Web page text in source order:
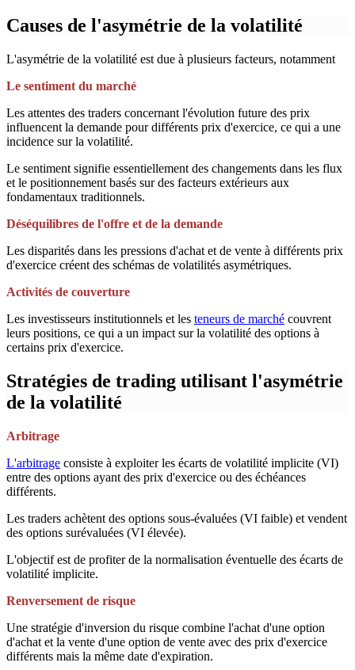
Causes de l'asymétrie de la volatilité
L'asymétrie de la volatilité est due à plusieurs facteurs, notamment
Le sentiment du marché
Les attentes des traders concernant l'évolution future des prix
influencent la demande pour différents prix d'exercice, ce qui a une
incidence sur la volatilité.
Le sentiment signifie essentiellement des changements dans les flux
et le positionnement basés sur des facteurs extérieurs aux
fondamentaux traditionnels.
Déséquilibres de l'offre et de la demande
Les disparités dans les pressions d'achat et de vente à différents prix
d'exercice créent des schémas de volatilités asymétriques.
Activités de couverture
Les investisseurs institutionnels et les teneurs de marché couvrent
leurs positions, ce qui a un impact sur la volatilité des options à
certains prix d'exercice.
Stratégies de trading utilisant l'asymétrie
de la volatilité
Arbitrage
L'arbitrage consiste à exploiter les écarts de volatilité implicite (VI)
entre des options ayant des prix d'exercice ou des échéances
différents.
Les traders achètent des options sous-évaluées (VI faible) et vendent
des options surévaluées (VI élevée).
L'objectif est de profiter de la normalisation éventuelle des écarts de
volatilité implicite.
Renversement de risque
Une stratégie d'inversion du risque combine l'achat d'une option
d'achat et la vente d'une option de vente avec des prix d'exercice
différents mais la même date d'expiration.